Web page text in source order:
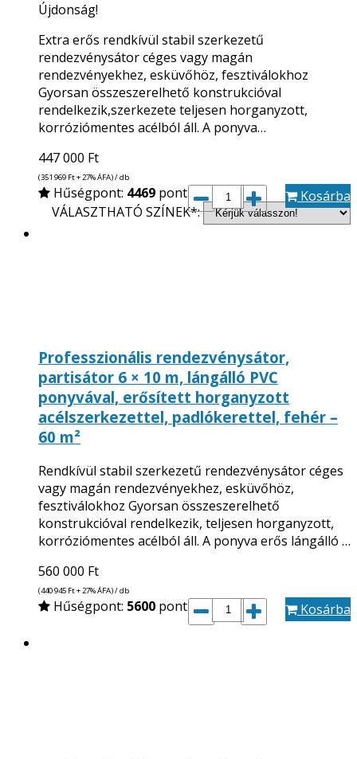
Újdonság!
Extra erős rendkívül stabil szerkezetű
rendezvénysátor céges vagy magán
rendezvényekhez, esküvőhöz, fesztiválokhoz
Gyorsan összeszerelhető konstrukcióval
rendelkezik,szerkezete teljesen horganyzott,
korróziómentes acélból áll. A ponyva…
447 000 Ft
(351 969 Ft+ 27% ÁFA) / db
Hűségpont: 4469 pont
VÁLASZTHATÓ SZÍNEK*:
Kosárba
Professzionális rendezvénysátor,
partisátor 6 × 10 m, lángálló PVC
ponyvával, erősített horganyzott
acélszerkezettel, padlókerettel, fehér –
60 m²
Rendkívül stabil szerkezetű rendezvénysátor céges
vagy magán rendezvényekhez, esküvőhöz,
fesztiválokhoz Gyorsan összeszerelhető
konstrukcióval rendelkezik, teljesen horganyzott,
korróziómentes acélból áll. A ponyva erős lángálló …
560 000 Ft
(440 945 Ft+ 27% ÁFA) / db
Hűségpont: 5600 pont Kosárba